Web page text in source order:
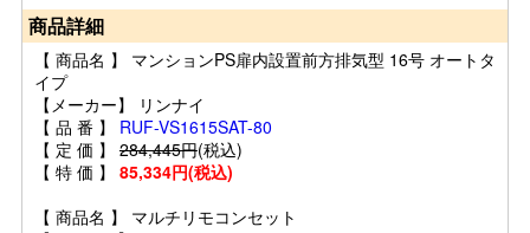
商品詳細
【 商品名 】 マンションPS扉内設置前方排気型 16号 オートタ
イプ
【メーカー】 リンナイ
【 品 番 】 RUF-VS1615SAT-80
【 定 価 】 284,445円(税込)
【 特 価 】 85,334円(税込)
【 商品名 】 マルチリモコンセット